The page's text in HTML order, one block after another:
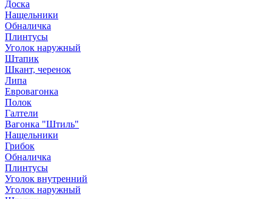
Доска
Нащельники
Обналичка
Плинтусы
Уголок наружный
Штапик
Шкант, черенок
Липа
Евровагонка
Полок
Галтели
Вагонка "Штиль"
Нащельники
Грибок
Обналичка
Плинтусы
Уголок внутренний
Уголок наружный